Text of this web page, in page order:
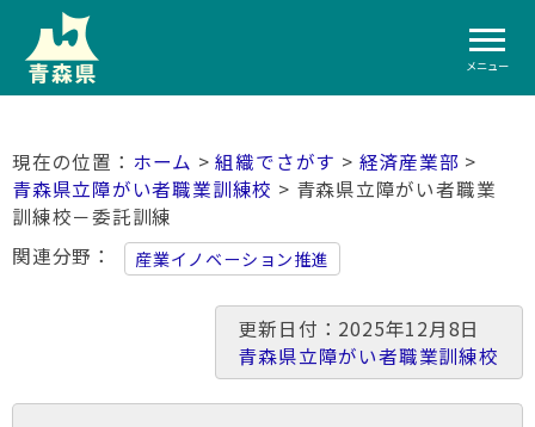
メニュー
ホーム >組織でさがす > 経済産業部 >
青森県立障がい者職業訓練校 > 青森県立障がい者職業
訓練校－委託訓練
関連分野
産業イノベーション推進
更新日付：2025年12月8日
青森県立障がい者職業訓練校